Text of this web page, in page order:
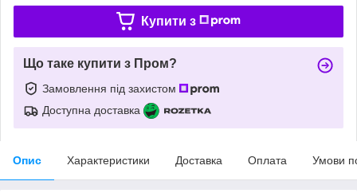
Купити з
Що таке купити з Пром?
Замовлення під захистом
Доступна доставка
Опис Характеристики Доставка Оплата Умови